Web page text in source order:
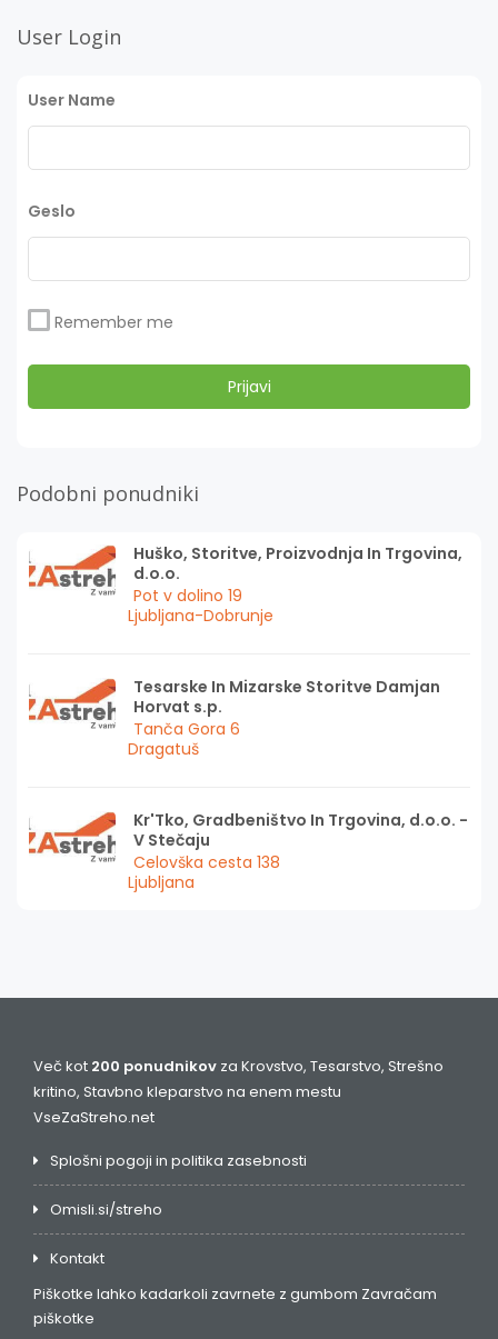
User Login
User Name
Geslo
Remember me
Podobni ponudniki
Huško, Storitve, Proizvodnja In Trgovina,
d.o.o.
Pot v dolino 19
Ljubljana-Dobrunje
Tesarske In Mizarske Storitve Damjan
Horvat s.p.
Tanča Gora 6
Dragatuš
Kr'Tko, Gradbeništvo In Trgovina, d.o.o. -
V Stečaju
Celovška cesta 138
Ljubljana
Več kot 200 ponudnikov za Krovstvo, Tesarstvo, Strešno
kritino, Stavbno kleparstvo na enem mestu
VseZaStreho.net
Splošni pogoji in politika zasebnosti
Omisli.si/streho
Kontakt
Piškotke lahko kadarkoli zavrnete z gumbom Zavračam
piškotke